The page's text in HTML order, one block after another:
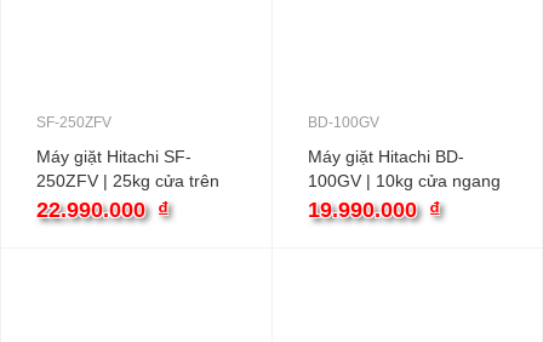
SF-250ZFV
Máy giặt Hitachi SF-
250ZFV | 25kg cửa trên
inverter
22.990.000 ₫
BD-100GV
Máy giặt Hitachi BD-
100GV | 10kg cửa ngang
inverter
19.990.000 ₫